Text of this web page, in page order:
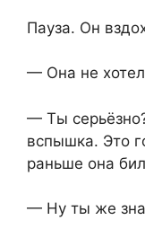
Пауза. Он
— Она не
— Ты
вспышка. Это
раньше она
— Ну ты же